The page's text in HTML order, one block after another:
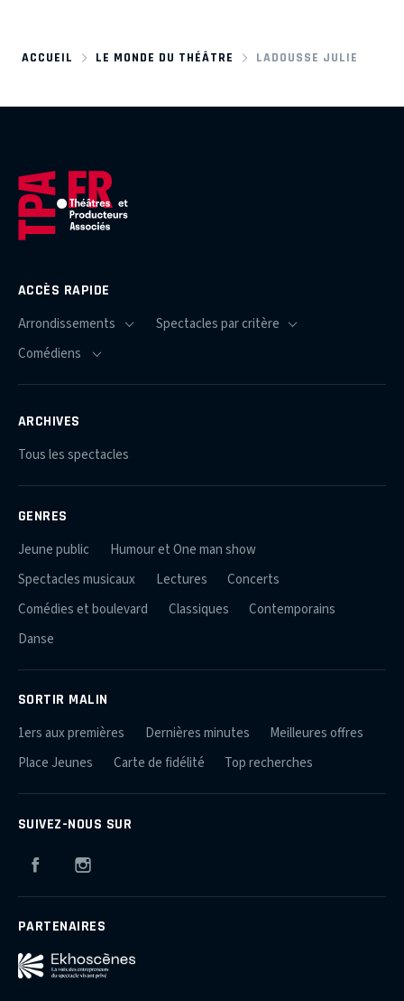
ACCUEIL LE MONDE DU THÉÂTRE LADOUSSE JULIE
ACCÈS RAPIDE
ARCHIVES
Tous les spectacles
GENRES
Jeune public
Humour et One man show
Spectacles musicaux
Lectures
Concerts
Comédies et boulevard
Classiques
Contemporains
Danse
SORTIR MALIN
1ers aux premières Dernières minutes
Meilleures offres
Place Jeunes
Carte de fidélité Top recherches
SUIVEZ-NOUS SUR
Facebook
PARTENAIRES